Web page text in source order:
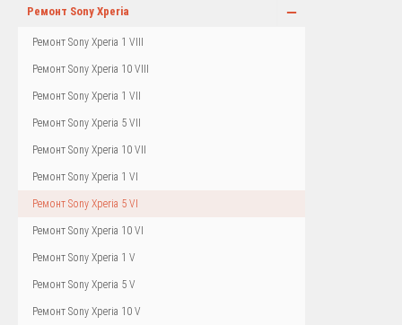
Ремонт Sony Xperia −
Ремонт Sony Xperia 1 VIII
Ремонт Sony Xperia 10 VIII
Ремонт Sony Xperia 1 VII
Ремонт Sony Xperia 5 VII
Ремонт Sony Xperia 10 VII
Ремонт Sony Xperia 1 VI
Ремонт Sony Xperia 5 VI
Ремонт Sony Xperia 10 VI
Ремонт Sony Xperia 1 V
Ремонт Sony Xperia 5 V
Ремонт Sony Xperia 10 V